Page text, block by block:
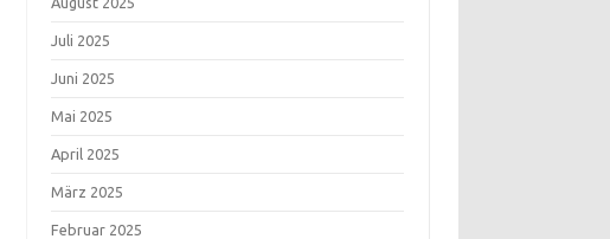
Juli 2025
Juni 2025
Mai 2025
April 2025
März 2025
Februar 2025